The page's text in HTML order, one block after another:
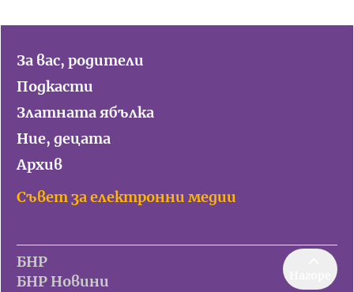
За вас, родители
Подкасти
Златната ябълка
Ние, децата
Архив
Съвет за електронни медии
БНР
БНР Новини